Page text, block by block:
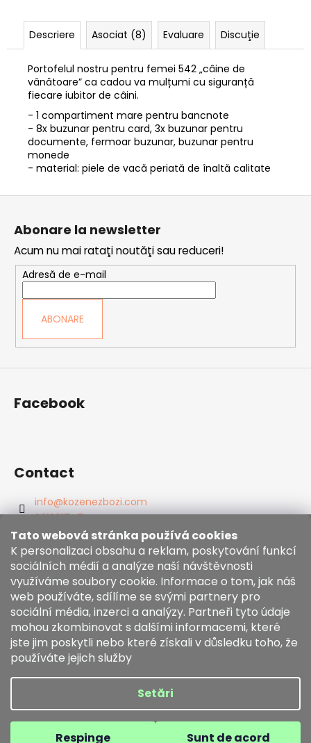
Tato webová stránka používá cookies
K personalizaci obsahu a reklam, poskytování funkcí
sociálních médií a analýze naší návštěvnosti
využíváme soubory cookie. Informace o tom, jak náš
web používáte, sdílíme se svými partnery pro
sociální média, inzerci a analýzy. Partneři tyto údaje
mohou zkombinovat s dalšími informacemi, které
jste jim poskytli nebo které získali v důsledku toho, že
používáte jejich služby
Setări
Respinge Sunt de acord
Descriere Asociat (8) Evaluare Discuţie
Portofelul nostru pentru femei 542 „câine de
vânătoare” ca cadou va mulțumi cu siguranță
fiecare iubitor de câini.
- 1 compartiment mare pentru bancnote
- 8x buzunar pentru card, 3x buzunar pentru
documente, fermoar buzunar, buzunar pentru
monede
- material: piele de vacă periată de înaltă calitate
S
Abonare la newsletter
Acum nu mai rataţi noutăţi sau reduceri!
Adresă de e-mail
ABONARE
Facebook
Contact
info@kozenezbozi.com
381281747
603225633
https://www.facebook.com/kozenezbozi/
Informace pro vás
Termeni și condiții
Zásady používání souborů cookies
Comanda mea
Drepturi de autor 2026kozenezbozi.com. Toate
drepturile rezervate.